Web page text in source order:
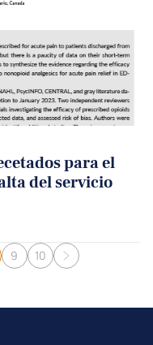
para el
del servicio
9 10